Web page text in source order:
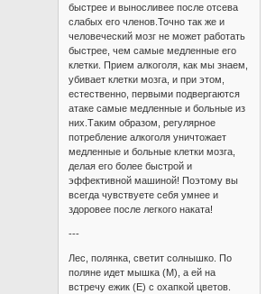
быстрее и выносливее после отсева
слабых его членов.Точно так же и
человеческий мозг не может работать
быстрее, чем самые медленные его
клетки. Прием алкоголя, как мы знаем,
убивает клетки мозга, и при этом,
естественно, первыми подвергаются
атаке самые медленные и больные из
них.Таким образом, регулярное
потребление алкоголя уничтожает
медленные и больные клетки мозга,
делая его более быстрой и
эффективной машиной! Поэтому вы
всегда чувствуете себя умнее и
здоровее после легкого наката!
---
Лес, полянка, светит солнышко. По
поляне идет мышка (М), а ей на
встречу ежик (Е) с охапкой цветов.